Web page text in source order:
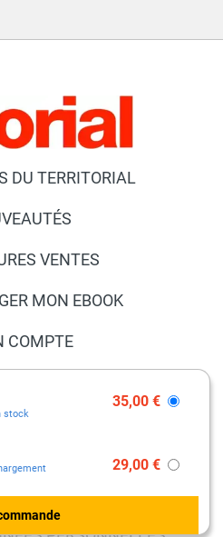
stock
35,00 €
29,00 €
DU TERRITORIAL
VENTES
MON EBOOK
COMPTE
FAQ
PARTENARIATS
LÉGALES